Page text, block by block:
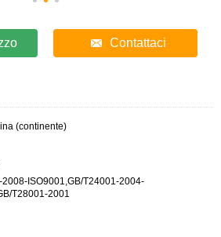
Contattaci
(continente)
2008-ISO9001,GB/T24001-2004-
T28001-2001